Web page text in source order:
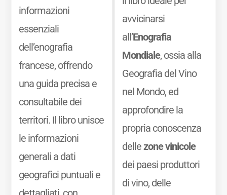
informazioni
essenziali
dell’enografia
francese, offrendo
una guida precisa e
consultabile dei
territori. Il libro unisce
le informazioni
generali a dati
geografici puntuali e
avvicinarsi
all’Enografia
Mondiale, ossia alla
Geografia del Vino
nel Mondo, ed
approfondire la
propria conoscenza
dellezone vinicole
dei paesi produttori
di vino, delle